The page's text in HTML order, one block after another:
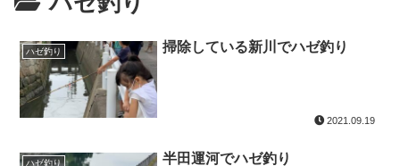
ハゼ釣り 掃除している新川でハゼ釣り
2021.09.19
ハゼ釣り 半田運河でハゼ釣り